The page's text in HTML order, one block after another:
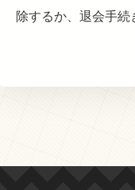
除するか、退会手続